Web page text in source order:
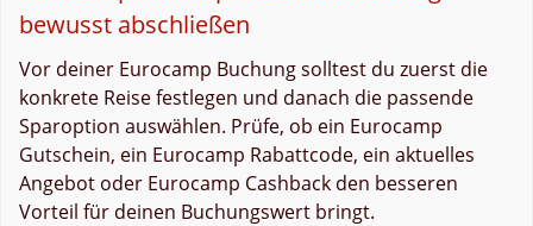
bewusst abschließen
Vor deiner Eurocamp Buchung solltest du zuerst die
konkrete Reise festlegen und danach die passende
Sparoption auswählen. Prüfe, ob ein Eurocamp
Gutschein, ein Eurocamp Rabattcode, ein aktuelles
Angebot oder Eurocamp Cashback den besseren
Vorteil für deinen Buchungswert bringt.